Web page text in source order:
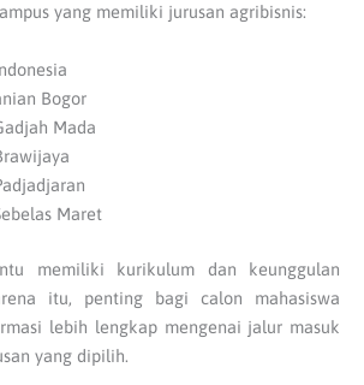
yang memiliki jurusan agribisnis:
Bogor
Mada
Maret
memiliki kurikulum dan keunggulan
itu, penting bagi calon mahasiswa
lebih lengkap mengenai jalur masuk
yang dipilih.